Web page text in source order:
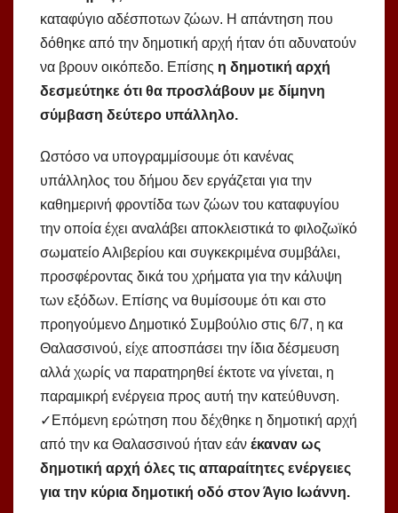
καταφύγιο αδέσποτων ζώων. Η απάντηση που
δόθηκε από την δημοτική αρχή ήταν ότι αδυνατούν
να βρουν οικόπεδο. Επίσης η δημοτική αρχή
δεσμεύτηκε ότι θα προσλάβουν με δίμηνη
σύμβαση δεύτερο υπάλληλο.
Ωστόσο να υπογραμμίσουμε ότι κανένας
υπάλληλος του δήμου δεν εργάζεται για την
καθημερινή φροντίδα των ζώων του καταφυγίου
την οποία έχει αναλάβει αποκλειστικά το φιλοζωϊκό
σωματείο Αλιβερίου και συγκεκριμένα συμβάλει,
προσφέροντας δικά του χρήματα για την κάλυψη
των εξόδων. Επίσης να θυμίσουμε ότι και στο
προηγούμενο Δημοτικό Συμβούλιο στις 6/7, η κα
Θαλασσινού, είχε αποσπάσει την ίδια δέσμευση
αλλά χωρίς να παρατηρηθεί έκτοτε να γίνεται, η
παραμικρή ενέργεια προς αυτή την κατεύθυνση.
✓Επόμενη ερώτηση που δέχθηκε η δημοτική αρχή
από την κα Θαλασσινού ήταν εάν έκαναν ως
δημοτική αρχή όλες τις απαραίτητες ενέργειες
για την κύρια δημοτική οδό στον Άγιο Ιωάννη.